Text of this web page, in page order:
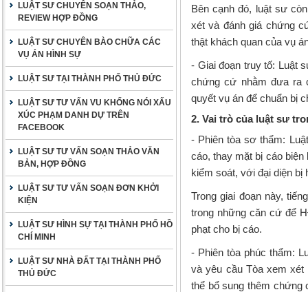
LUẬT SƯ CHUYÊN SOẠN THẢO,
REVIEW HỢP ĐỒNG
LUẬT SƯ CHUYÊN BÀO CHỮA CÁC
VỤ ÁN HÌNH SỰ
LUẬT SƯ TẠI THÀNH PHỐ THỦ ĐỨC
LUẬT SƯ TƯ VẤN VU KHỐNG NÓI XẤU
XÚC PHẠM DANH DỰ TRÊN
FACEBOOK
LUẬT SƯ TƯ VẤN SOẠN THẢO VĂN
BẢN, HỢP ĐỒNG
LUẬT SƯ TƯ VẤN SOẠN ĐƠN KHỞI
KIỆN
LUẬT SƯ HÌNH SỰ TẠI THÀNH PHỐ HỒ
CHÍ MINH
LUẬT SƯ NHÀ ĐẤT TẠI THÀNH PHỐ
THỦ ĐỨC
Bên cạnh đó, luật sư
xét và đánh giá chứng
thật khách quan của vụ
- Giai đoạn truy tố: Luật
chứng cứ nhằm đưa ra
quyết vụ án để chuẩn bị
2. Vai trò của luật sư
- Phiên tòa sơ thẩm:
cáo, thay mặt bị cáo
kiểm soát, với đại diện bị
Trong giai đoạn này,
trong những căn cứ để
phạt cho bị cáo.
- Phiên tòa phúc thẩm:
và yêu cầu Tòa xem xét
thể bổ sung thêm